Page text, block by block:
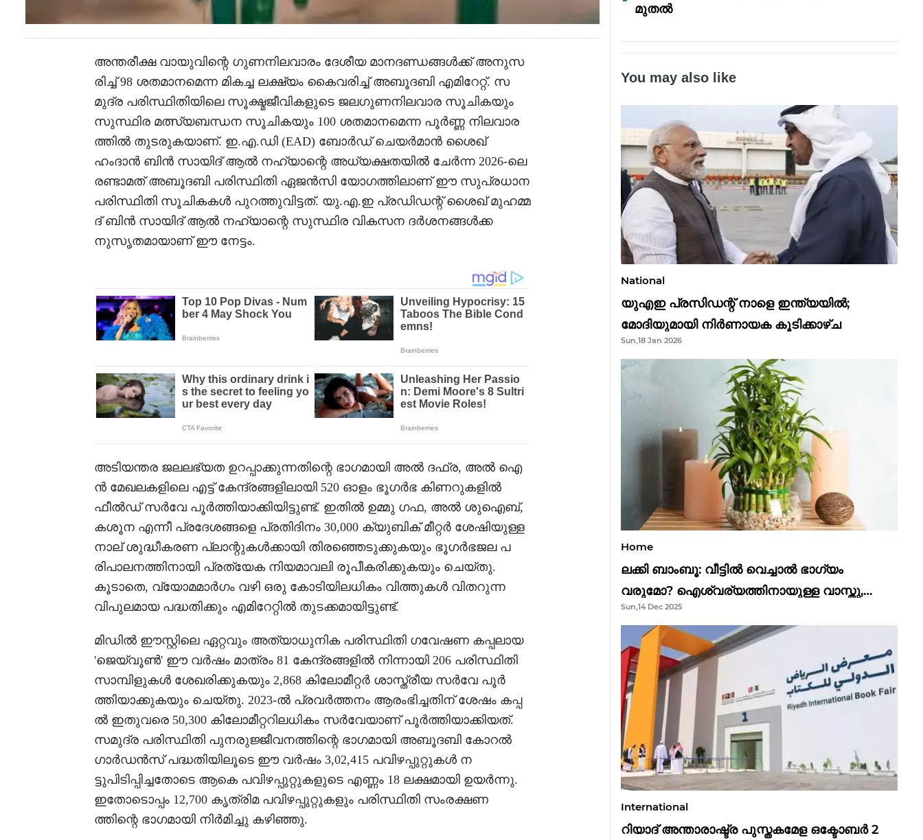
അന്തരീക്ഷ വായുവിന്റെ ഗുണനിലവാരം ദേശീയ മാനദണ്ഡങ്ങൾക്ക് അനുസ
രിച്ച് 98 ശതമാനമെന്ന മികച്ച ലക്ഷ്യം കൈവരിച്ച് അബൂദബി എമിറേറ്റ്. സ
മുദ്ര പരിസ്ഥിതിയിലെ സൂക്ഷ്മജീവികളുടെ ജലഗുണനിലവാര സൂചികയും
സുസ്ഥിര മത്സ്യബന്ധന സൂചികയും 100 ശതമാനമെന്ന പൂർണ്ണ നിലവാര
ത്തിൽ തുടരുകയാണ്. ഇ.എ.ഡി (EAD) ബോർഡ് ചെയർമാൻ ശൈഖ്
ഹംദാൻ ബിൻ സായിദ് ആൽ നഹ്യാന്റെ അധ്യക്ഷതയിൽ ചേർന്ന 2026-ലെ
രണ്ടാമത് അബൂദബി പരിസ്ഥിതി ഏജൻസി യോഗത്തിലാണ് ഈ സുപ്രധാന
പരിസ്ഥിതി സൂചികകൾ പുറത്തുവിട്ടത്. യു.എ.ഇ പ്രഡിഡന്റ് ശൈഖ് മുഹമ്മ
ദ് ബിൻ സായിദ് ആൽ നഹ്യാന്റെ സുസ്ഥിര വികസന ദർശനങ്ങൾക്ക
നുസൃതമായാണ് ഈ നേട്ടം.
അടിയന്തര ജലലഭ്യത ഉറപ്പാക്കുന്നതിന്റെ ഭാഗമായി അൽ ദഫ്ര, അൽ ഐ
ൻ മേഖലകളിലെ എട്ട് കേന്ദ്രങ്ങളിലായി 520 ഓളം ഭൂഗർഭ കിണറുകളിൽ
ഫീൽഡ് സർവേ പൂർത്തിയാക്കിയിട്ടുണ്ട്. ഇതിൽ ഉമ്മു ഗഫ, അൽ ശുഐബ്,
കശൂന എന്നീ പ്രദേശങ്ങളെ പ്രതിദിനം 30,000 ക്യുബിക് മീറ്റർ ശേഷിയുള്ള
നാല് ശുദ്ധീകരണ പ്ലാന്റുകൾക്കായി തിരഞ്ഞെടുക്കുകയും ഭൂഗർഭജല പ
രിപാലനത്തിനായി പ്രത്യേക നിയമാവലി രൂപീകരിക്കുകയും ചെയ്തു.
കൂടാതെ, വ്യോമമാർഗം വഴി ഒരു കോടിയിലധികം വിത്തുകൾ വിതറുന്ന
വിപുലമായ പദ്ധതിക്കും എമിറേറ്റിൽ തുടക്കമായിട്ടുണ്ട്.
മിഡിൽ ഈസ്റ്റിലെ ഏറ്റവും അത്യാധുനിക പരിസ്ഥിതി ഗവേഷണ കപ്പലായ
'ജെയ്വൂൺ' ഈ വർഷം മാത്രം 81 കേന്ദ്രങ്ങളിൽ നിന്നായി 206 പരിസ്ഥിതി
സാമ്പിളുകൾ ശേഖരിക്കുകയും 2,868 കിലോമീറ്റർ ശാസ്ത്രീയ സർവേ പൂർ
ത്തിയാക്കുകയും ചെയ്തു. 2023-ൽ പ്രവർത്തനം ആരംഭിച്ചതിന് ശേഷം കപ്പ
ൽ ഇതുവരെ 50,300 കിലോമീറ്ററിലധികം സർവേയാണ് പൂർത്തിയാക്കിയത്.
സമുദ്ര പരിസ്ഥിതി പുനരുജ്ജീവനത്തിന്റെ ഭാഗമായി അബൂദബി കോറൽ
ഗാർഡൻസ് പദ്ധതിയിലൂടെ ഈ വർഷം 3,02,415 പവിഴപ്പുറ്റുകൾ ന
ട്ടുപിടിപ്പിച്ചതോടെ ആകെ പവിഴപ്പുറ്റുകളുടെ എണ്ണം 18 ലക്ഷമായി ഉയർന്നു.
ഇതോടൊപ്പം 12,700 കൃത്രിമ പവിഴപ്പുറ്റുകളും പരിസ്ഥിതി സംരക്ഷണ
ത്തിന്റെ ഭാഗമായി നിർമിച്ചു കഴിഞ്ഞു.
മുതൽ
You may also like
National
യുഎഇ പ്രസിഡന്റ് നാളെ ഇന്ത്യയിൽ;
മോദിയുമായി നിർണായക കൂടിക്കാഴ്ച
Sun,18 Jan 2026
Home
ലക്കി ബാംബൂ: വീട്ടിൽ വെച്ചാൽ ഭാഗ്യം
വരുമോ? ഐശ്വര്യത്തിനായുള്ള വാസ്തു,
ഫെങ് ഷൂയി വിശ്വാസങ്ങൾ
Sun,14 Dec 2025
International
റിയാദ് അന്താരാഷ്ട്ര പുസ്തകമേള ഒക്ടോബർ 2